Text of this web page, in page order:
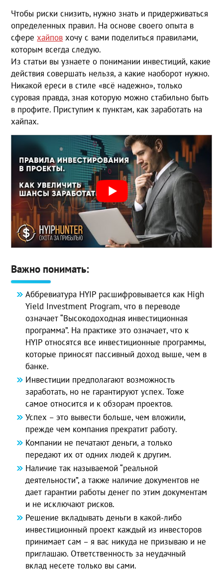
Чтобы риски снизить, нужно знать и придерживаться
определенных правил. На основе своего опыта в
сферехайпов хочу с вами поделиться правилами,
которым всегда следую.
Из статьи вы узнаете о понимании инвестиций, какие
действия совершать нельзя, а какие наоборот нужно.
Никакой ереси в стиле «всё надежно», только
суровая правда, зная которую можно стабильно быть
в профите. Приступим к пунктам, как заработать на
хайпах.
Важно понимать:
Аббревиатура HYIP расшифровывается как High
Yield Investment Program, что в переводе
означает “Высокодоходная инвестиционная
программа”. На практике это означает, что к
HYIP относятся все инвестиционные программы,
которые приносят пассивный доход выше, чем в
банке.
Инвестиции предполагают возможность
заработать, но не гарантируют успех. Тоже
самое относится и к обзорам проектов.
Успех – это вывести больше, чем вложили,
прежде чем компания прекратит работу.
Компании не печатают деньги, а только
передают их от одних людей к другим.
Наличие так называемой “реальной
деятельности”, а также наличие документов не
дает гарантии работы денег по этим документам
и не исключают рисков.
Решение вкладывать деньги в какой-либо
инвестиционный проект каждый из инвесторов
принимает сам – я вас никуда не призываю и не
приглашаю. Ответственность за неудачный
вклад несете только вы сами.